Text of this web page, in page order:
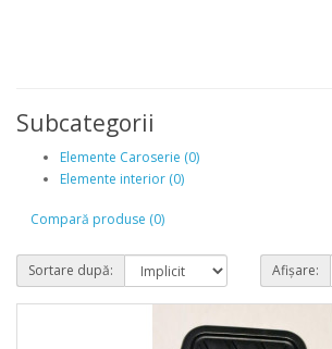
Subcategorii
Elemente Caroserie (0)
Elemente interior (0)
Compară produse (0)
Sortare după: Afișare: